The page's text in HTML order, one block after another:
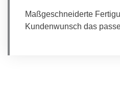
Maßgeschneiderte
Kundenwunsch das